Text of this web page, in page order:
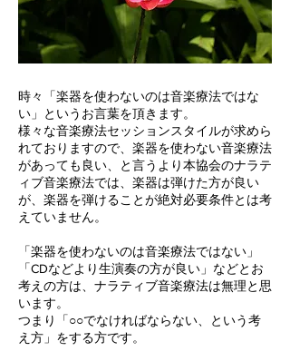
時々「楽器を使わないのは音楽療法ではな
い」というお言葉を頂きます。
様々な音楽療法セッションスタイルが求めら
れておりますので、楽器を使わない音楽療法
があっても良い、と言うより本協会のナラテ
ィブ音楽療法では、楽器は弾けた方が良い
が、楽器を弾けることが絶対必要条件とは考
えていません。
「楽器を使わないのは音楽療法ではない」
「CDなどより生演奏の方が良い」などとお
考えの方は、ナラティブ音楽療法は無理と思
います。
つまり「○○でなければならない、という考
え方」をする方です。